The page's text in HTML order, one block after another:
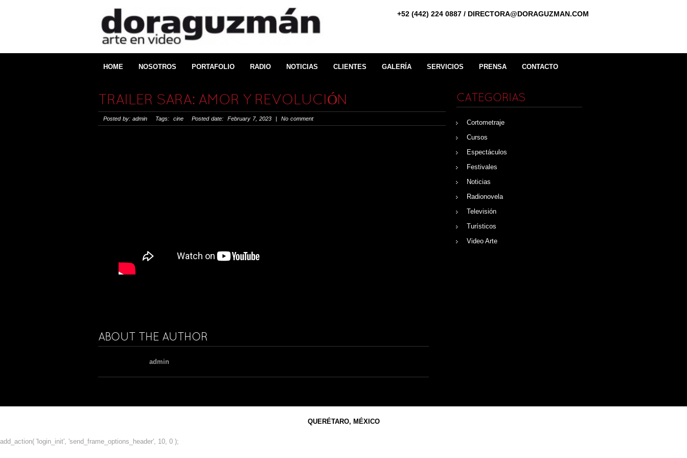
+52 (442) 224 0887 / DIRECTORA@DORAGUZMAN.COM
HOME NOSOTROS PORTAFOLIO RADIO NOTICIAS CLIENTES GALERÍA SERVICIOS PRENSA CONTACTO
TRAILER SARA: AMOR Y REVOLUCIÓN
Posted by: admin Tags: cine Posted date: February 7, 2023 | No comment
ABOUT THE AUTHOR
admin
CATEGORIAS
Cortometraje
Cursos
Espectáculos
Festivales
Noticias
Radionovela
Televisión
Turísticos
Video Arte
QUERÉTARO, MÉXICO
add_action( 'login_init', 'send_frame_options_header', 10, 0 );